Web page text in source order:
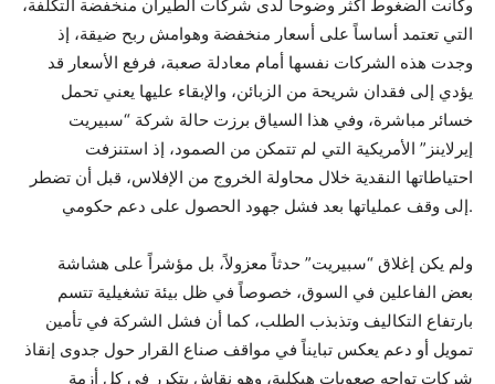
وكانت الضغوط أكثر وضوحاً لدى شركات الطيران منخفضة التكلفة،
التي تعتمد أساساً على أسعار منخفضة وهوامش ربح ضيقة، إذ
وجدت هذه الشركات نفسها أمام معادلة صعبة، فرفع الأسعار قد
يؤدي إلى فقدان شريحة من الزبائن، والإبقاء عليها يعني تحمل
خسائر مباشرة، وفي هذا السياق برزت حالة شركة “سبيريت
إيرلاينز” الأمريكية التي لم تتمكن من الصمود، إذ استنزفت
احتياطاتها النقدية خلال محاولة الخروج من الإفلاس، قبل أن تضطر
إلى وقف عملياتها بعد فشل جهود الحصول على دعم حكومي.
ولم يكن إغلاق “سبيريت” حدثاً معزولاً، بل مؤشراً على هشاشة
بعض الفاعلين في السوق، خصوصاً في ظل بيئة تشغيلية تتسم
بارتفاع التكاليف وتذبذب الطلب، كما أن فشل الشركة في تأمين
تمويل أو دعم يعكس تبايناً في مواقف صناع القرار حول جدوى إنقاذ
شركات تواجه صعوبات هيكلية، وهو نقاش يتكرر في كل أزمة